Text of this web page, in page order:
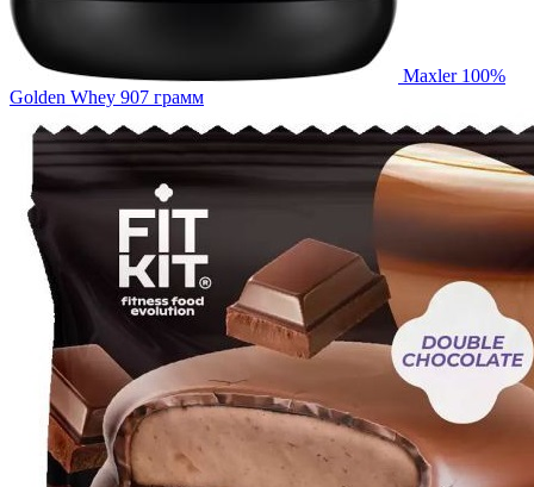
Maxler 100%
Golden Whey 907 грамм